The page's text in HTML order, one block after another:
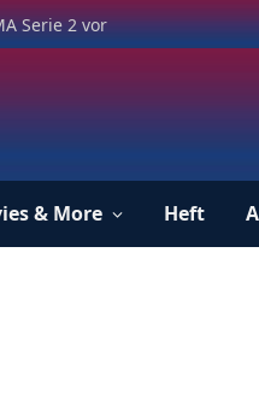
Serie 2 vor
& More Heft